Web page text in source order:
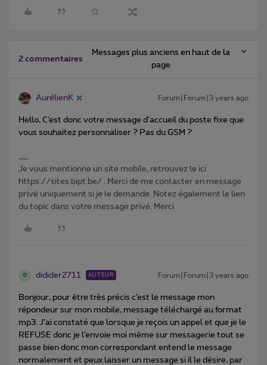
2 commentaires
Messages plus anciens en haut de la
page
AurélienK Forum|Forum|3 years ago
Hello, C’est donc votre message d’accueil du poste fixe que
vous souhaitez personnaliser ? Pas du GSM ?
Je vous mentionne un site mobile, retrouvez le ici
https://sites.bipt.be/ . Merci de me contacter en message
privé uniquement si je le demande. Notez également le lien
du topic dans votre message privé. Merci
D didider2711 AUTEUR Forum|Forum|3 years ago
Bonjour, pour être très précis c’est le message mon
répondeur sur mon mobile, message téléchargé au format
mp3. J’ai constaté que lorsque je reçois un appel et que je le
REFUSE donc je l’envoie moi même sur messagerie tout se
passe bien donc mon correspondant entend le message
normalement et peux laisser un message si il le désire, par